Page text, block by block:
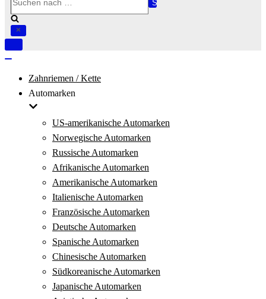
nach …
Navigation
Zahnriemen / Kette
Automarken
US-amerikanische Automarken
Norwegische Automarken
Russische Automarken
Afrikanische Automarken
Amerikanische Automarken
Italienische Automarken
Französische Automarken
Deutsche Automarken
Spanische Automarken
Chinesische Automarken
Südkoreanische Automarken
Japanische Automarken